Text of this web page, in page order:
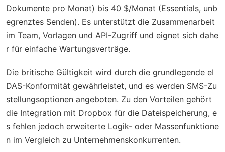
Dokumente pro Monat) bis 40 $/Monat (Essentials, unb
egrenztes Senden). Es unterstützt die Zusammenarbeit
im Team, Vorlagen und API-Zugriff und eignet sich dahe
r für einfache Wartungsverträge.
Die britische Gültigkeit wird durch die grundlegende eI
DAS-Konformität gewährleistet, und es werden SMS-Zu
stellungsoptionen angeboten. Zu den Vorteilen gehört
die Integration mit Dropbox für die Dateispeicherung, e
s fehlen jedoch erweiterte Logik- oder Massenfunktione
n im Vergleich zu Unternehmenskonkurrenten.